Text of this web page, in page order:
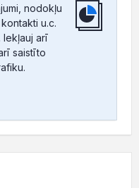
nodokļu
u.c.
Iekļauj arī
saistīto